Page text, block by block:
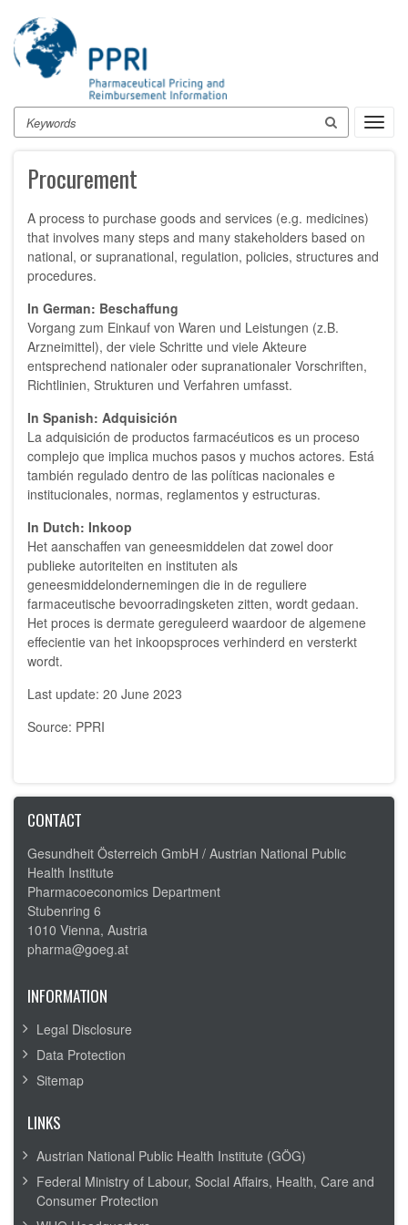
main
content
Search
Procurement
A process to purchase goods and services (e.g. medicines)
that involves many steps and many stakeholders based on
national, or supranational, regulation, policies, structures and
procedures.
In German: Beschaffung
Vorgang zum Einkauf von Waren und Leistungen (z.B.
Arzneimittel), der viele Schritte und viele Akteure
entsprechend nationaler oder supranationaler Vorschriften,
Richtlinien, Strukturen und Verfahren umfasst.
In Spanish: Adquisición
La adquisición de productos farmacéuticos es un proceso
complejo que implica muchos pasos y muchos actores. Está
también regulado dentro de las políticas nacionales e
institucionales, normas, reglamentos y estructuras.
In Dutch: Inkoop
Het aanschaffen van geneesmiddelen dat zowel door
publieke autoriteiten en instituten als
geneesmiddelondernemingen die in de reguliere
farmaceutische bevoorradingsketen zitten, wordt gedaan.
Het proces is dermate gereguleerd waardoor de algemene
effecientie van het inkoopsproces verhinderd en versterkt
wordt.
Last update: 20 June 2023
Source: PPRI
CONTACT
Gesundheit Österreich GmbH / Austrian National Public
Health Institute
Pharmacoeconomics Department
Stubenring 6
1010 Vienna, Austria
pharma@goeg.at
INFORMATION
Legal Disclosure
Data Protection
Sitemap
LINKS
Austrian National Public Health Institute (GÖG)
Federal Ministry of Labour, Social Affairs, Health, Care and
Consumer Protection